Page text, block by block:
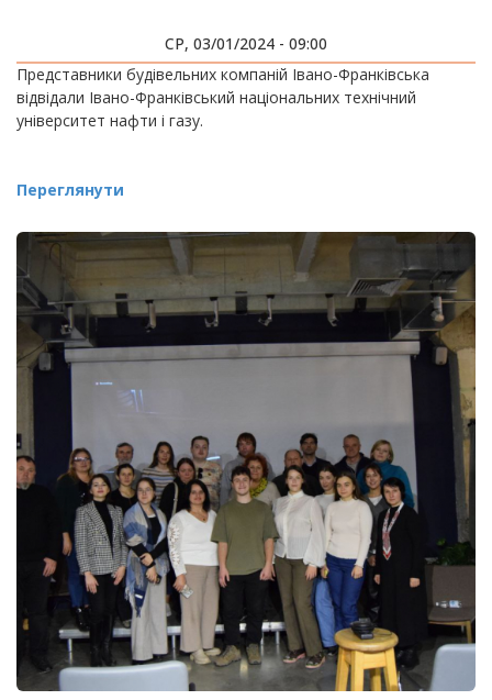
СР, 03/01/2024 - 09:00
Представники будівельних компаній Івано-Франківська
відвідали Івано-Франківський національних технічний
університет нафти і газу.
Переглянути